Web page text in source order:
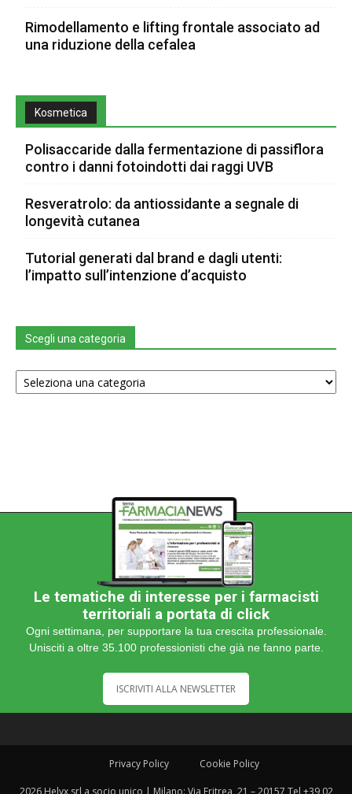
Rimodellamento e lifting frontale associato ad
una riduzione della cefalea
Kosmetica
Polisaccaride dalla fermentazione di passiflora
contro i danni fotoindotti dai raggi UVB
Resveratrolo: da antiossidante a segnale di
longevità cutanea
Tutorial generati dal brand e dagli utenti:
l’impatto sull’intenzione d’acquisto
Scegli una categoria
Scegli
una
Le tematiche di interesse per i farmacisti
territoriali a portata di click
Ogni settimana, per supportare la tua crescita professionale.
Unisciti a oltre 35.100 professionisti che già ne fanno parte.
ISCRIVITI ALLA NEWSLETTER
Privacy Policy Cookie Policy